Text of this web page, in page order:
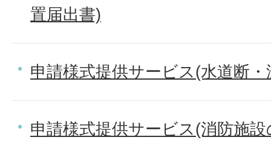
置届出書)
申請様式提供サービス(水道断
申請様式提供サービス(消防施